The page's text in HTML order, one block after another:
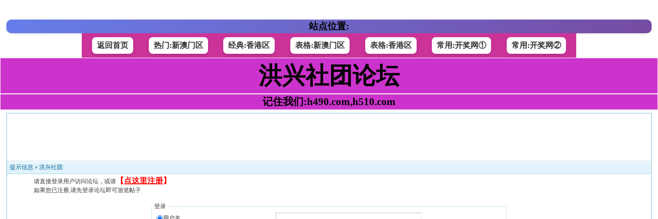
站点位置:
返回首页 热门:新澳门区 经典:香港区 表格:新澳门区 表格:香港区 常用:开奖网① 常用:开奖网②
洪兴社团论坛
记住我们:h490.com,h510.com
提示信息 »洪兴社团
请直接登录用户访问论坛，或请 【 点这里注册】
如果您已注册,请先登录论坛即可游览帖子
登录